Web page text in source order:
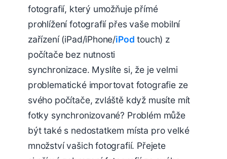
fotografií, který umožňuje přímé
prohlížení fotografií přes vaše mobilní
zařízení (iPad/iPhone/iPod touch) z
počítače bez nutnosti
synchronizace. Myslíte si, že je velmi
problematické importovat fotografie ze
svého počítače, zvláště když musíte mít
fotky synchronizované? Problém může
být také s nedostatkem místa pro velké
množství vašich fotografií. Přejete